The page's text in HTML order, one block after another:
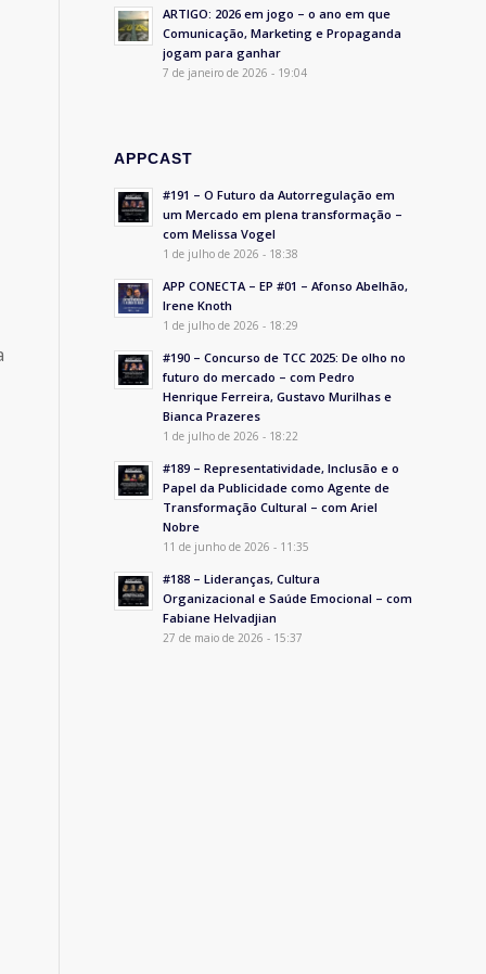
ARTIGO: 2026 em jogo – o ano em que
Comunicação, Marketing e Propaganda
jogam para ganhar
7 de janeiro de 2026 - 19:04
APPCAST
#191 – O Futuro da Autorregulação em
um Mercado em plena transformação –
com Melissa Vogel
1 de julho de 2026 - 18:38
APP CONECTA – EP #01 – Afonso Abelhão,
Irene Knoth
1 de julho de 2026 - 18:29
#190 – Concurso de TCC 2025: De olho no
futuro do mercado – com Pedro
Henrique Ferreira, Gustavo Murilhas e
Bianca Prazeres
1 de julho de 2026 - 18:22
#189 – Representatividade, Inclusão e o
Papel da Publicidade como Agente de
Transformação Cultural – com Ariel
Nobre
11 de junho de 2026 - 11:35
#188 – Lideranças, Cultura
Organizacional e Saúde Emocional – com
Fabiane Helvadjian
27 de maio de 2026 - 15:37